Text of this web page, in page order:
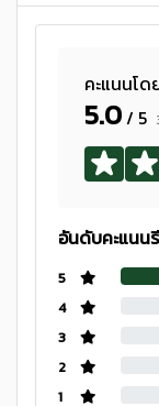
คะแนนโด
5.0/ 5
อันดับคะแนน
5
4
3
2
1